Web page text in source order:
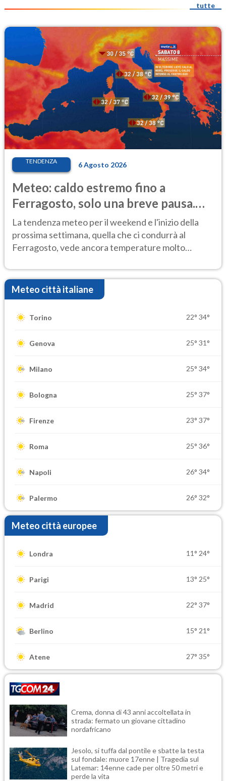
tutte
TENDENZA 6 Agosto 2026
Meteo: caldo estremo fino a
Ferragosto, solo una breve pausa.
Ecco dove
La tendenza meteo per il weekend e l'inizio della
prossima settimana, quella che ci condurrà al
Ferragosto, vede ancora temperature molto
Meteo città italiane
Torino 22° 34°
Genova 25° 31°
Milano 25° 34°
Bologna 25° 37°
Firenze 23° 37°
Roma 25° 36°
Napoli 26° 34°
Palermo 26° 32°
Meteo città europee
Londra 11° 24°
Parigi 13° 25°
Madrid 22° 37°
Berlino 15° 21°
Atene 27° 35°
Crema, donna di 43 anni accoltellata in
strada: fermato un giovane cittadino
nordafricano
Jesolo, si tuffa dal pontile e sbatte la testa
sul fondale: muore 17enne | Tragedia sul
Latemar: 14enne cade per oltre 50 metri e
perde la vita